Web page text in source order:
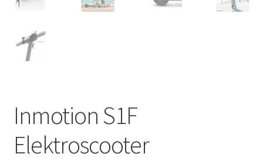
Inmotion S1F
Elektroscooter